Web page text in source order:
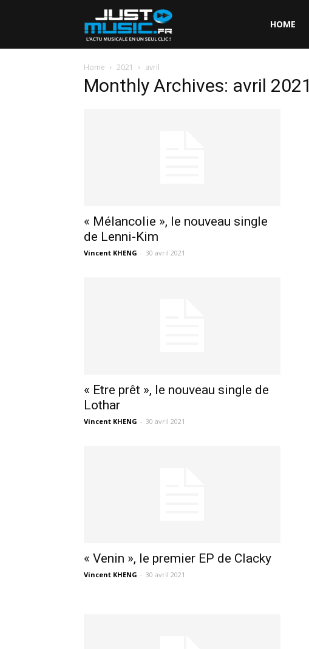
HOME
Home 2021 avril
Monthly Archives: avril 2021
« Mélancolie », le nouveau single
de Lenni-Kim
Vincent KHENG - 30 avril 2021
« Etre prêt », le nouveau single de
Lothar
Vincent KHENG - 30 avril 2021
« Venin », le premier EP de Clacky
Vincent KHENG - 30 avril 2021